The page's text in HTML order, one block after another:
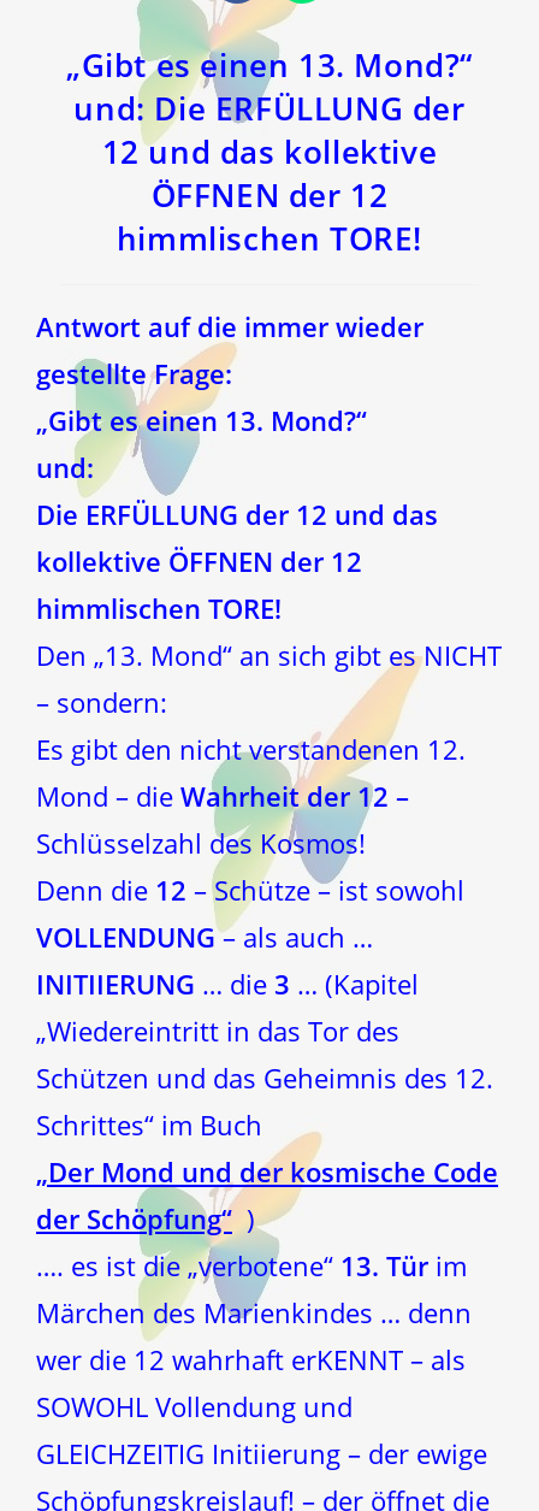
einem
neuen
Fenster Fenster
„Gibt es einen 13. Mond?“
und: Die ERFÜLLUNG der
12 und das kollektive
ÖFFNEN der 12
himmlischen TORE!
Antwort auf die immer wieder
gestellte Frage:
„Gibt es einen 13. Mond?“
und:
Die ERFÜLLUNG der 12 und das
kollektive ÖFFNEN der 12
himmlischen TORE!
Den „13. Mond“ an sich gibt es NICHT
– sondern:
Es gibt den nicht verstandenen 12.
Mond – die Wahrheit der 12 –
Schlüsselzahl des Kosmos!
Denn die 12 – Schütze – ist sowohl
VOLLENDUNG– als auch …
INITIIERUNG … die 3 … (Kapitel
„Wiedereintritt in das Tor des
Schützen und das Geheimnis des 12.
Schrittes“ im Buch
„Der Mond und der kosmische Code
der Schöpfung“ )
…. es ist die „verbotene“ 13. Tür im
Märchen des Marienkindes … denn
wer die 12 wahrhaft erKENNT – als
SOWOHL Vollendung und
GLEICHZEITIG Initiierung – der ewige
Schöpfungskreislauf! – der öffnet die